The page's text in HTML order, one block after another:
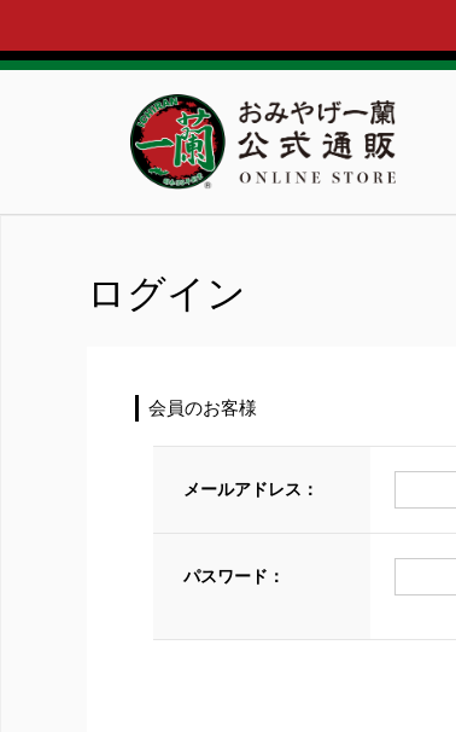
ログイン
会員のお客様
メールアドレス：
パスワード：